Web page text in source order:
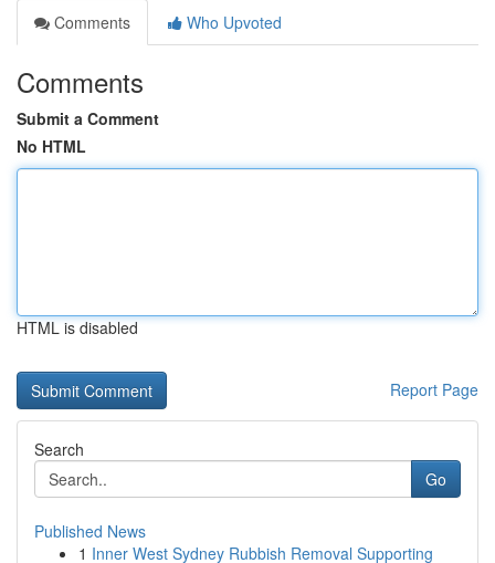
Comments
Who Upvoted
Comments
Submit a Comment
No HTML
HTML is disabled
Report Page
Search
Go
Published News
1 Inner West Sydney Rubbish Removal Supporting